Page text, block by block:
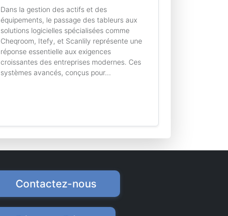
Dans la gestion des actifs et des
équipements, le passage des tableurs aux
solutions logicielles spécialisées comme
Cheqroom, Itefy, et Scanlily représente une
réponse essentielle aux exigences
croissantes des entreprises modernes. Ces
systèmes avancés, conçus pour...
Contactez-nous